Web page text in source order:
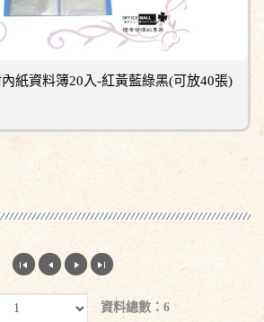
內紙資料簿20入-紅黃藍綠黑(可放40張)
資料總數：6